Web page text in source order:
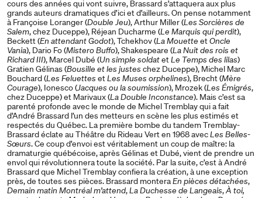
cours des années qui vont suivre, Brassard s’attaquera aux plus
grands auteurs dramatiques d’ici et d’ailleurs. On pense notamment
à Françoise Loranger (Double Jeu), Arthur Miller (Les Sorcières de
Salem, chez Duceppe), Réjean Ducharme (Le Marquis qui perdit),
Beckett (En attendant Godot), Tchekhov (La Mouette etOncle
Vania), Dario Fo (Mistero Buffo), Shakespeare (La Nuit des rois et
Richard III), Marcel Dubé (Un simple soldatetLe Temps des lilas)
Gratien Gélinas (Bousille et les justes chez Duceppe), Michel Marc
Bouchard (Les Feluettes etLes Muses orphelines), Brecht (Mère
Courage), Ionesco (Jacques ou la soumission), Mrozek (Les Émigrés,
chez Duceppe) et Marivaux (La Double Inconstance). Mais c’est sa
parenté profonde avec le monde de Michel Tremblay qui a fait
d’André Brassard l’un des metteurs en scène les plus estimés et
respectés du Québec. La première bombe du tandem Tremblay-
Brassard éclate au Théâtre du Rideau Vert en 1968 avecLes Belles-
Sœurs. Ce coup d’envoi est véritablement un coup de maître: la
dramaturgie québécoise, après Gélinas et Dubé, vient de prendre un
envol qui révolutionnera toute la société. Par la suite, c’est à André
Brassard que Michel Tremblay confiera la création, à une exception
près, de toutes ses pièces. Brassard monteraEn pièces détachées,
Demain matin Montréal m’attend,La Duchesse de Langeais,À toi,